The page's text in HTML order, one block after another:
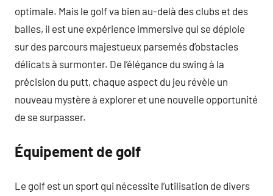
optimale. Mais le golf va bien au-delà des clubs et des
balles, il est une expérience immersive qui se déploie
sur des parcours majestueux parsemés d’obstacles
délicats à surmonter. De l’élégance du swing à la
précision du putt, chaque aspect du jeu révèle un
nouveau mystère à explorer et une nouvelle opportunité
de se surpasser.
Équipement de golf
Le golf est un sport qui nécessite l’utilisation de divers